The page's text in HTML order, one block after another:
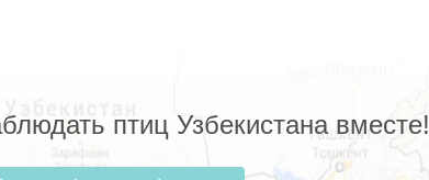
птиц Узбекистана вместе!